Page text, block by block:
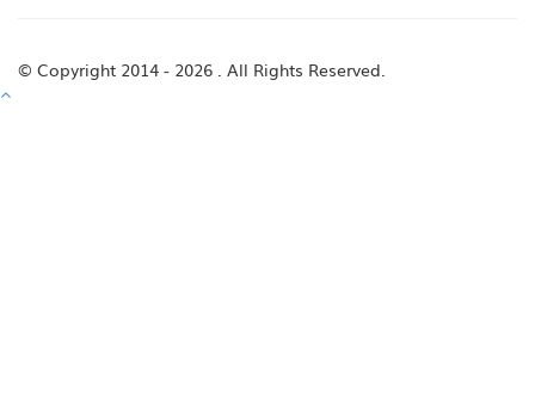
© Copyright 2014 - 2026 . All Rights Reserved.